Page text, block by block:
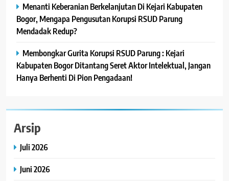
Menanti Keberanian Berkelanjutan Di Kejari Kabupaten
Bogor, Mengapa Pengusutan Korupsi RSUD Parung
Mendadak Redup?
Membongkar Gurita Korupsi RSUD Parung : Kejari
Kabupaten Bogor Ditantang Seret Aktor Intelektual, Jangan
Hanya Berhenti Di Pion Pengadaan!
Arsip
Juli 2026
Juni 2026